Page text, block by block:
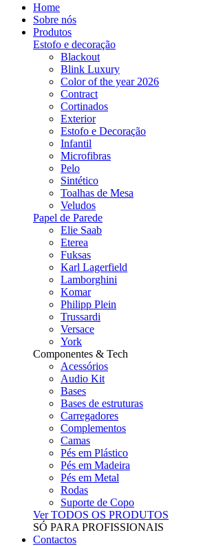
Home
Sobre nós
Produtos
Estofo e decoração
Blackout
Blink Luxury
Color of the year 2026
Contract
Cortinados
Exterior
Estofo e Decoração
Infantil
Microfibras
Pelo
Sintético
Toalhas de Mesa
Veludos
Papel de Parede
Elie Saab
Eterea
Fuksas
Karl Lagerfield
Lamborghini
Komar
Philipp Plein
Trussardi
Versace
York
Componentes & Tech
Acessórios
Audio Kit
Bases
Bases de estruturas
Carregadores
Complementos
Camas
Pés em Plástico
Pés em Madeira
Pés em Metal
Rodas
Suporte de Copo
Ver TODOS OS PRODUTOS
SÓ PARA PROFISSIONAIS
Contactos